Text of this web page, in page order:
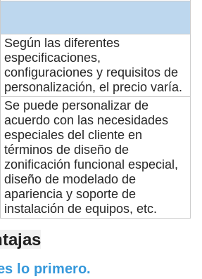
Según las diferentes
especificaciones,
configuraciones y requisitos de
personalización, el precio varía.
Se puede personalizar de
acuerdo con las necesidades
especiales del cliente en
términos de diseño de
zonificación funcional especial,
diseño de modelado de
apariencia y soporte de
instalación de equipos, etc.
lo primero.